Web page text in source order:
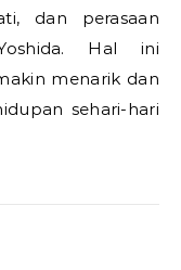
dan perasaan
Hal ini
menarik dan
sehari-hari